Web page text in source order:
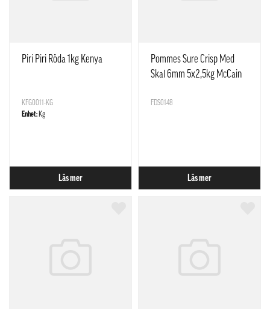
Piri Piri Röda 1kg Kenya
KFG0011-KG
Enhet: Kg
Läs mer
Pommes Sure Crisp Med
Skal 6mm 5x2,5kg McCain
FDS0148
Läs mer